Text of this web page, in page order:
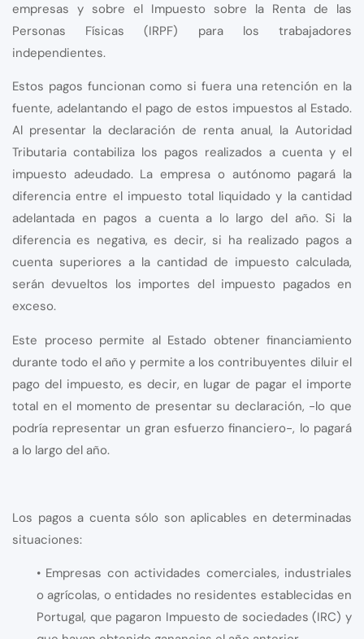
empresas y sobre el Impuesto sobre la Renta de las
Personas Físicas (IRPF) para los trabajadores
independientes.
Estos pagos funcionan como si fuera una retención en la
fuente, adelantando el pago de estos impuestos al Estado.
Al presentar la declaración de renta anual, la Autoridad
Tributaria contabiliza los pagos realizados a cuenta y el
impuesto adeudado. La empresa o autónomo pagará la
diferencia entre el impuesto total liquidado y la cantidad
adelantada en pagos a cuenta a lo largo del año. Si la
diferencia es negativa, es decir, si ha realizado pagos a
cuenta superiores a la cantidad de impuesto calculada,
serán devueltos los importes del impuesto pagados en
exceso.
Este proceso permite al Estado obtener financiamiento
durante todo el año y permite a los contribuyentes diluir el
pago del impuesto, es decir, en lugar de pagar el importe
total en el momento de presentar su declaración, -lo que
podría representar un gran esfuerzo financiero-, lo pagará
a lo largo del año.
Los pagos a cuenta sólo son aplicables en determinadas
situaciones:
• Empresas con actividades comerciales, industriales
o agrícolas, o entidades no residentes establecidas en
Portugal, que pagaron Impuesto de sociedades (IRC) y